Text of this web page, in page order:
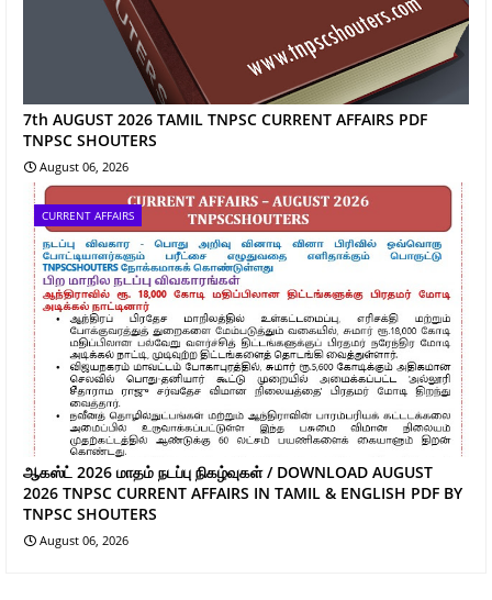
7th AUGUST 2026 TAMIL TNPSC CURRENT AFFAIRS PDF
TNPSC SHOUTERS
August 06, 2026
CURRENT AFFAIRS
ஆகஸ்ட் 2026 மாதம் நடப்பு நிகழ்வுகள் / DOWNLOAD AUGUST
2026 TNPSC CURRENT AFFAIRS IN TAMIL & ENGLISH PDF BY
TNPSC SHOUTERS
August 06, 2026